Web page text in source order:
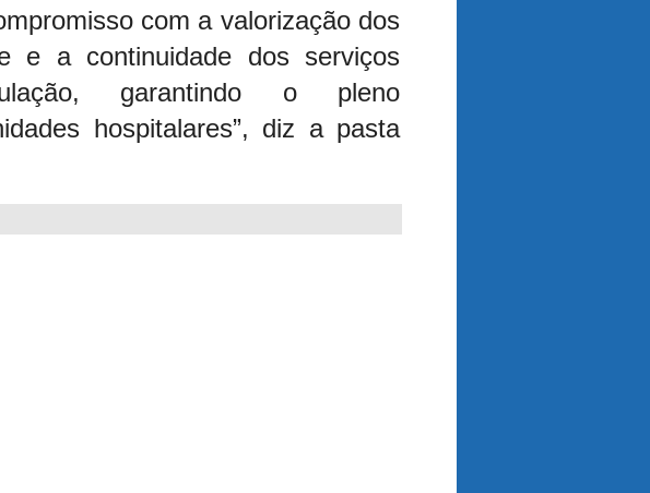
com a valorização dos
e a continuidade dos serviços
garantindo o pleno
hospitalares”, diz a pasta